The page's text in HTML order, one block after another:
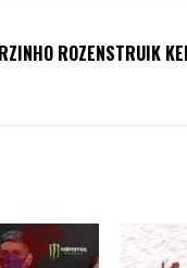
ROZENSTRUIK